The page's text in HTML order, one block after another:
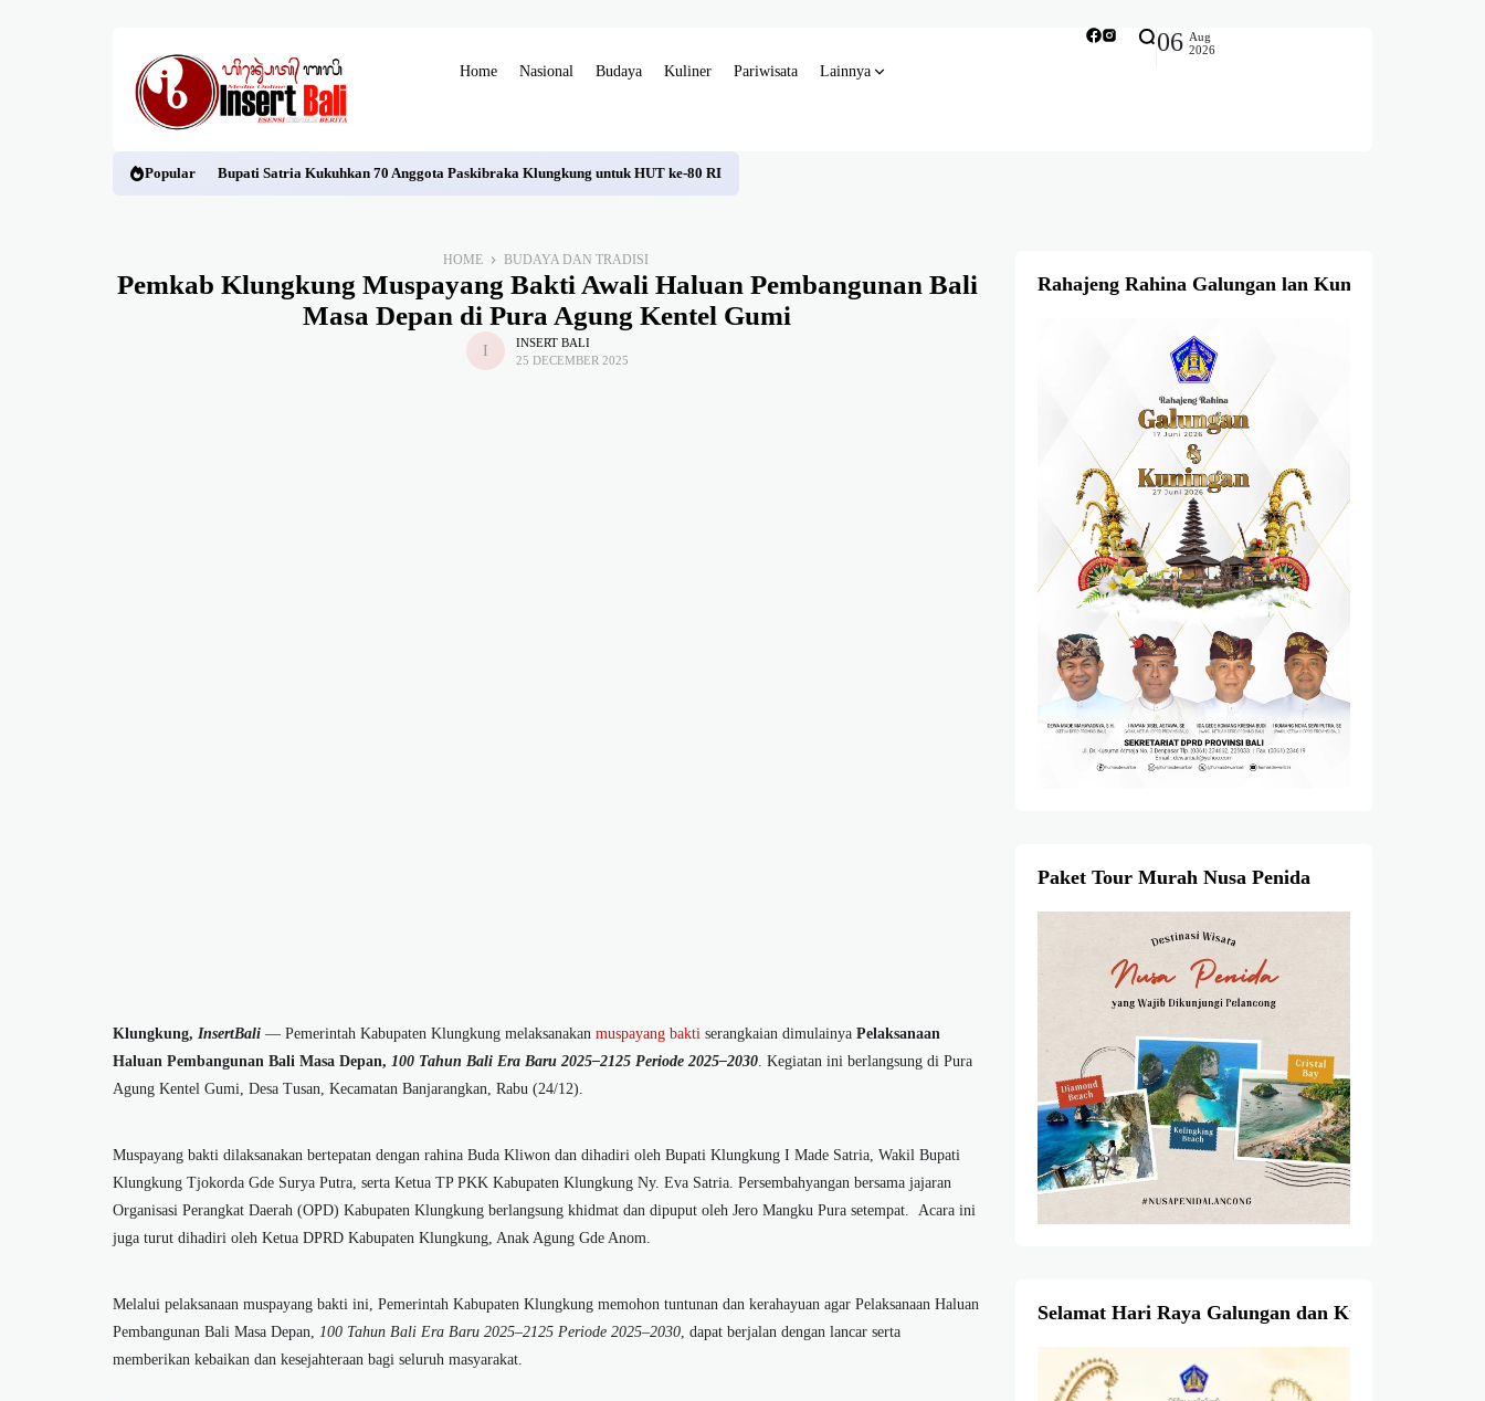
Home Nasional Budaya Kuliner Pariwisata Lainnya
06 Aug
2026
Popular Bupati Satria Kukuhkan 70 Anggota Paskibraka Klungkung untuk HUT ke-80 RI
HOME BUDAYA DAN TRADISI
Pemkab Klungkung Muspayang Bakti Awali Haluan Pembangunan Bali
Masa Depan di Pura Agung Kentel Gumi
INSERT BALI
25 DECEMBER 2025
Klungkung, InsertBali — Pemerintah Kabupaten Klungkung melaksanakan muspayang bakti serangkaian dimulainya Pelaksanaan
Haluan Pembangunan Bali Masa Depan, 100 Tahun Bali Era Baru 2025–2125 Periode 2025–2030 . Kegiatan ini berlangsung di Pura
Agung Kentel Gumi, Desa Tusan, Kecamatan Banjarangkan, Rabu (24/12).
Muspayang bakti dilaksanakan bertepatan dengan rahina Buda Kliwon dan dihadiri oleh Bupati Klungkung I Made Satria, Wakil Bupati
Klungkung Tjokorda Gde Surya Putra, serta Ketua TP PKK Kabupaten Klungkung Ny. Eva Satria. Persembahyangan bersama jajaran
Organisasi Perangkat Daerah (OPD) Kabupaten Klungkung berlangsung khidmat dan dipuput oleh Jero Mangku Pura setempat. Acara ini
juga turut dihadiri oleh Ketua DPRD Kabupaten Klungkung, Anak Agung Gde Anom.
Melalui pelaksanaan muspayang bakti ini, Pemerintah Kabupaten Klungkung memohon tuntunan dan kerahayuan agar Pelaksanaan Haluan
Pembangunan Bali Masa Depan,
100 Tahun Bali Era Baru 2025–2125 Periode 2025–2030 , dapat berjalan dengan lancar serta
memberikan kebaikan dan kesejahteraan bagi seluruh masyarakat.
Rahajeng Rahina Galungan lan Kuningan
Paket Tour Murah Nusa Penida
Selamat Hari Raya Galungan dan Kuningan